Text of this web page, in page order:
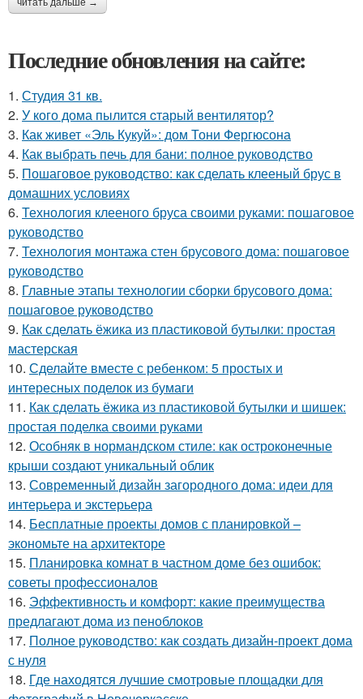
читать дальше →
Последние обновления на сайте:
1. Студия 31 кв.
2. У кого дома пылитcя cтарый вентилятор?
3. Как живет «Эль Кукуй»: дом Тони Фергюсона
4. Как выбрать печь для бани: полное руководство
5. Пошаговое руководство: как сделать клееный брус в
домашних условиях
6. Технология клееного бруса своими руками: пошаговое
руководство
7. Технология монтажа стен брусового дома: пошаговое
руководство
8. Главные этапы технологии сборки брусового дома:
пошаговое руководство
9. Как сделать ёжика из пластиковой бутылки: простая
мастерская
10. Сделайте вместе с ребенком: 5 простых и
интересных поделок из бумаги
11. Как сделать ёжика из пластиковой бутылки и шишек:
простая поделка своими руками
12. Особняк в нормандском стиле: как остроконечные
крыши создают уникальный облик
13. Современный дизайн загородного дома: идеи для
интерьера и экстерьера
14. Бесплатные проекты домов с планировкой –
экономьте на архитекторе
15. Планировка комнат в частном доме без ошибок:
советы профессионалов
16. Эффективность и комфорт: какие преимущества
предлагают дома из пеноблоков
17. Полное руководство: как создать дизайн-проект дома
с нуля
18. Где находятся лучшие смотровые площадки для